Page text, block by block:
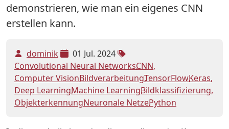
demonstrieren, wie man ein eigenes CNN
erstellen kann.
dominik
01 Jul. 2024
Convolutional Neural NetworksCNN
Computer VisionBildverarbeitungTensorFlowKeras
Deep LearningMachine LearningBildklassifizierung
ObjekterkennungNeuronale NetzePython